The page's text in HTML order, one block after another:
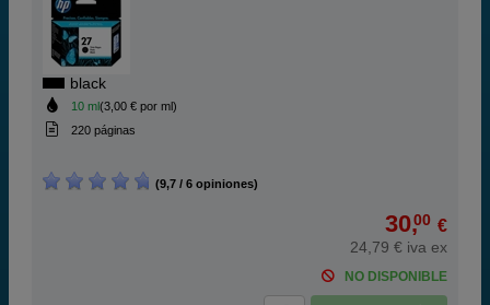
black
10 ml(3,00 € por ml)
220 páginas
(9,7 / 6 opiniones)
30,00 €
24,79 € iva ex
NO DISPONIBLE